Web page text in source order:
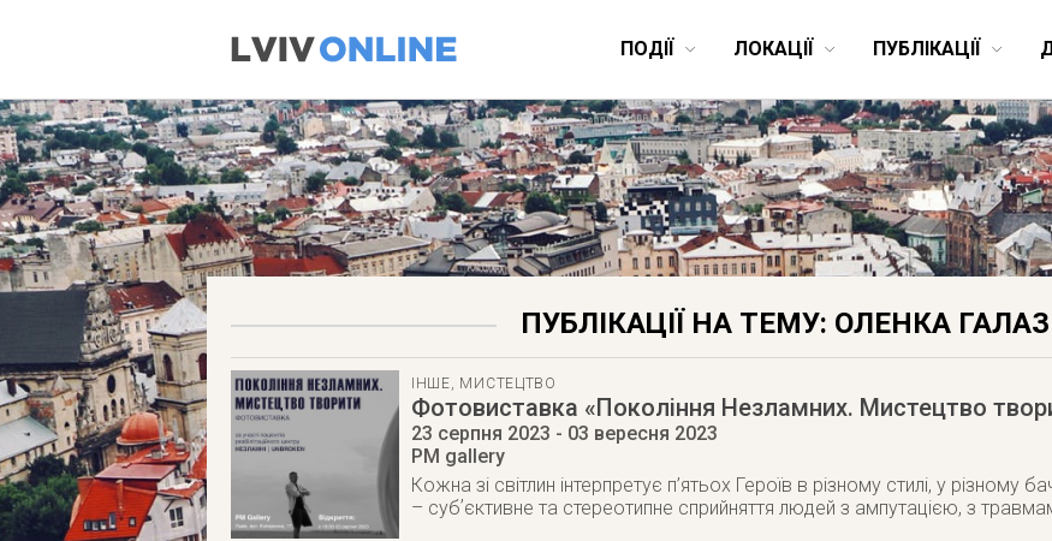
ПОДІЇ ЛОКАЦІЇ ПУБЛІКАЦІЇ
ПУБЛІКАЦІЇ НА ТЕМУ: ОЛЕНКА
ІНШЕ, МИСТЕЦТВО
Фотовиставка «Покоління Незламних. Мистецтво
23 серпня 2023 - 03 вересня 2023
PM gallery
Кожна зі світлин інтерпретує п’ятьох Героїв в різному стилі, у різному
– субʼєктивне та стереотипне сприйняття людей з ампутацією, з